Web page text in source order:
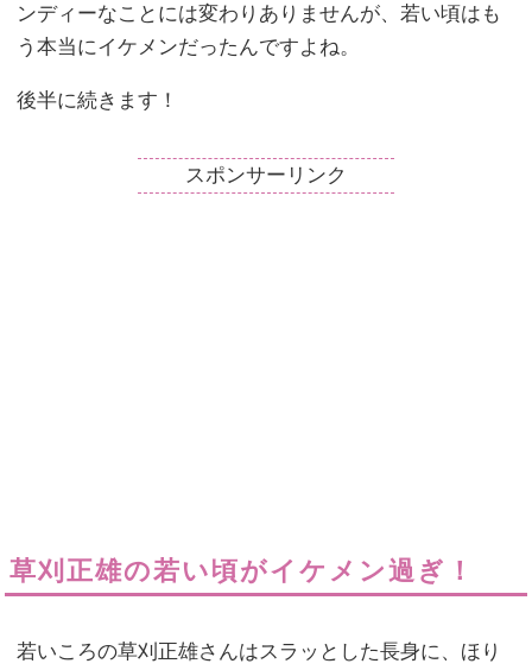
ンディーなことには変わりありませんが、若い頃はも
う本当にイケメンだったんですよね。
後半に続きます！
スポンサーリンク
草刈正雄の若い頃がイケメン過ぎ！
若いころの草刈正雄さんはスラッとした長身に、ほり